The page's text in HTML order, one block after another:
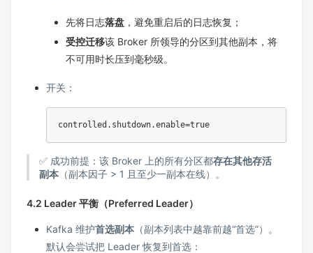
先将日志落盘 ，避免重启后的日志恢复；
受控迁移该 Broker 所领导的分区到其他副本，将
不可用时长压到毫秒级。
开关：
✅ 成功前提：该 Broker 上的所有分区都存在其他存活
副本（副本因子 > 1 且至少一副本在线）。
4.2 Leader 平衡（Preferred Leader）
Kafka 维护首选副本 （副本列表中越靠前越“首选”）。
默认会尝试把 Leader 恢复到首选：